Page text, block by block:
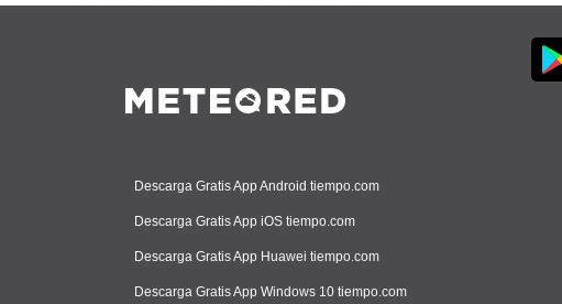
Descarga Gratis App Android tiempo.com
Descarga Gratis App iOS tiempo.com
Descarga Gratis App Huawei tiempo.com
Descarga Gratis App Windows 10 tiempo.com